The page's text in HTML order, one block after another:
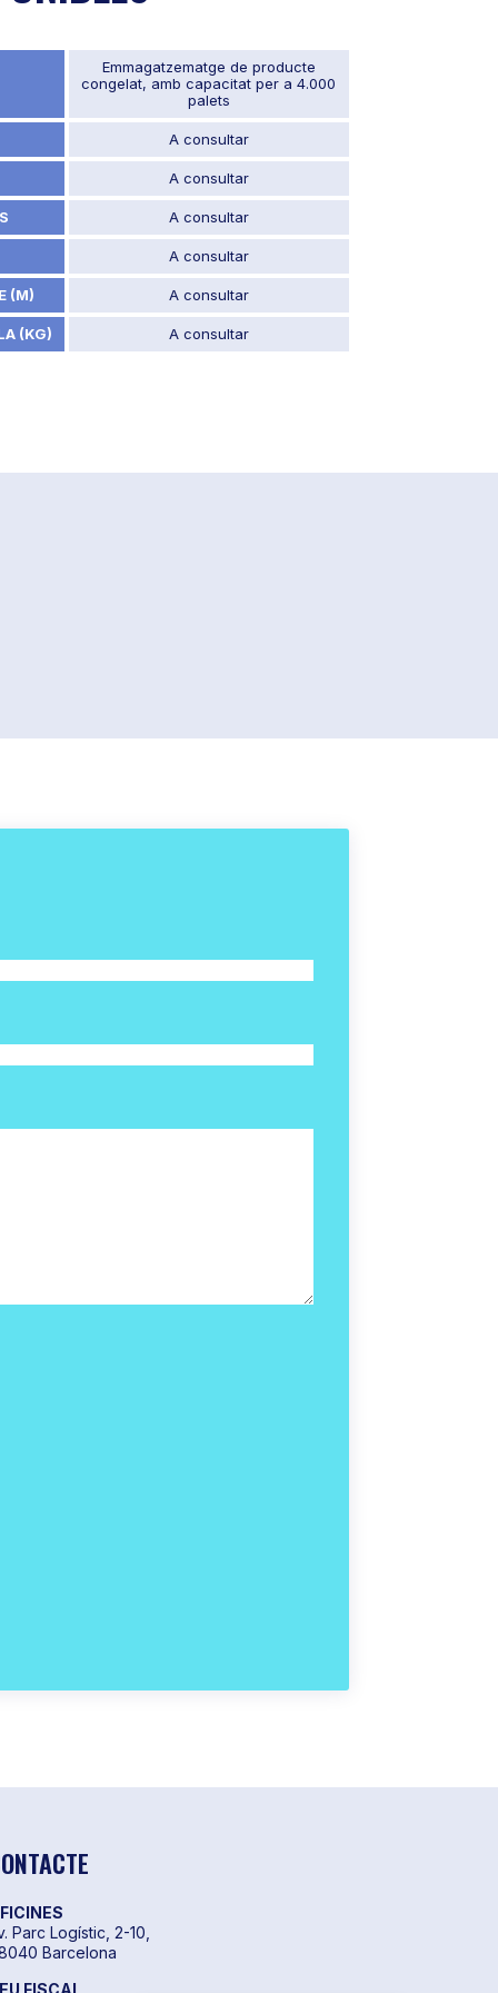
Emmagatzematge de producte
congelat, amb capacitat per a 4.000
palets
A consultar
A consultar
A consultar
A consultar
(M) A consultar
(KG) A consultar
Parc Logístic, 2-10,
Barcelona
FISCAL